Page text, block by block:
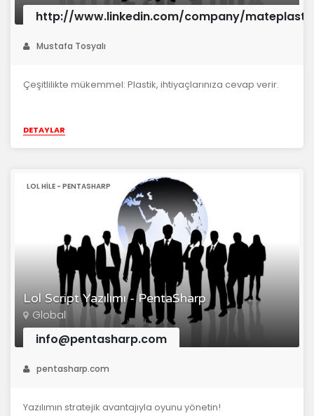
http://www.linkedin.com/company/mateplast/
Mustafa Tosyalı
Çeşitlilikte mükemmel: Plastik, ihtiyaçlarınıza cevap verir.
DETAYLAR
Lol Script Yazılımı - PentaSharp
LOL HILE - PENTASHARP
Global
info@pentasharp.com
pentasharp.com
Yazılımın stratejik avantajıyla oyunu yönetin!